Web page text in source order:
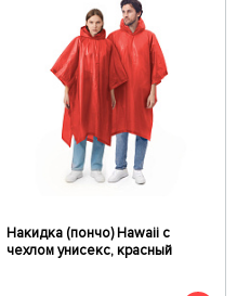
Накидка (пончо) Hawaii c
чехлом унисекс, красный